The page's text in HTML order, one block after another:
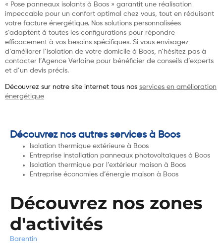
« Pose panneaux isolants à Boos » garantit une réalisation
impeccable pour un confort optimal chez vous, tout en réduisant
votre facture énergétique. Nos solutions personnalisées
s’adaptent à toutes les configurations pour répondre
efficacement à vos besoins spécifiques. Si vous envisagez
d’améliorer l’isolation de votre domicile à Boos, n’hésitez pas à
contacter l’Agence Verlaine pour bénéficier de conseils d’experts
et d’un devis précis.
Découvrez sur notre site internet tous nos services en amélioration
énergétique
Découvrez nos autres services à Boos
Isolation thermique extérieure à Boos
Entreprise installation panneaux photovoltaïques à Boos
Isolation thermique par l’extérieur maison à Boos
Entreprise économies d’énergie maison à Boos
Découvrez nos zones
d'activités
Barentin